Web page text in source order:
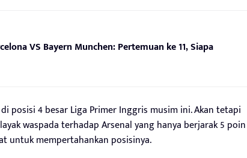
VS Bayern Munchen: Pertemuan ke 11, Siapa
posisi 4 besar Liga Primer Inggris musim ini. Akan tetapi
waspada terhadap Arsenal yang hanya berjarak 5 poin
untuk mempertahankan posisinya.